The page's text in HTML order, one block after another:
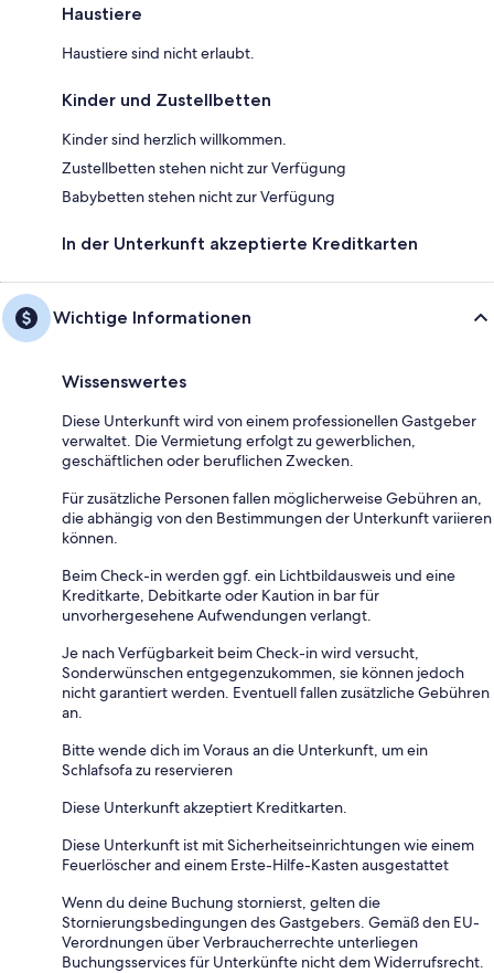
Haustiere
Haustiere sind nicht erlaubt.
Kinder und Zustellbetten
Kinder sind herzlich willkommen.
Zustellbetten stehen nicht zur Verfügung
Babybetten stehen nicht zur Verfügung
In der Unterkunft akzeptierte Kreditkarten
Wichtige Informationen
Wissenswertes
Diese Unterkunft wird von einem professionellen Gastgeber
verwaltet. Die Vermietung erfolgt zu gewerblichen,
geschäftlichen oder beruflichen Zwecken.
Für zusätzliche Personen fallen möglicherweise Gebühren an,
die abhängig von den Bestimmungen der Unterkunft variieren
können.
Beim Check-in werden ggf. ein Lichtbildausweis und eine
Kreditkarte, Debitkarte oder Kaution in bar für
unvorhergesehene Aufwendungen verlangt.
Je nach Verfügbarkeit beim Check-in wird versucht,
Sonderwünschen entgegenzukommen, sie können jedoch
nicht garantiert werden. Eventuell fallen zusätzliche Gebühren
an.
Bitte wende dich im Voraus an die Unterkunft, um ein
Schlafsofa zu reservieren
Diese Unterkunft akzeptiert Kreditkarten.
Diese Unterkunft ist mit Sicherheitseinrichtungen wie einem
Feuerlöscher and einem Erste-Hilfe-Kasten ausgestattet
Wenn du deine Buchung stornierst, gelten die
Stornierungsbedingungen des Gastgebers. Gemäß den EU-
Verordnungen über Verbraucherrechte unterliegen
Buchungsservices für Unterkünfte nicht dem Widerrufsrecht.